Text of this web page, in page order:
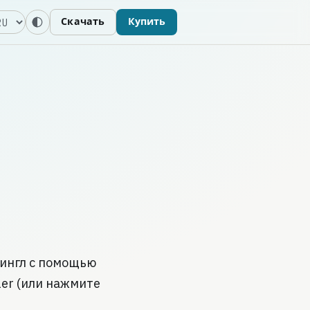
Скачать Купить
с помощью
(или нажмите